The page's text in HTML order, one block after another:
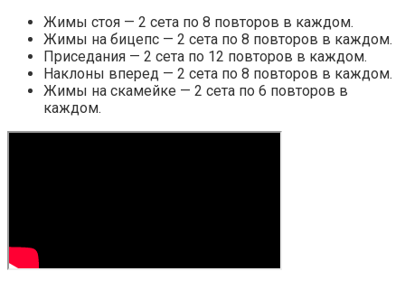
Жимы стоя — 2 сета по 8 повторов в каждом.
Жимы на бицепс — 2 сета по 8 повторов в каждом.
Приседания — 2 сета по 12 повторов в каждом.
Наклоны вперед — 2 сета по 8 повторов в каждом.
Жимы на скамейке — 2 сета по 6 повторов в
каждом.